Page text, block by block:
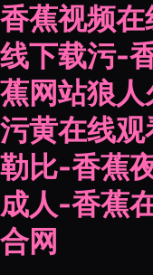
香蕉视频
线下载污-
蕉网站狼
污黄在线
勒比-香蕉
成人-香蕉
合网